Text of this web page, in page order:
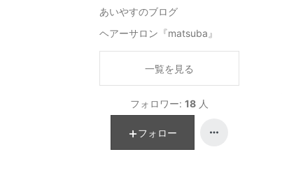
あいやすのブログ
ヘアーサロン『matsuba』
一覧を見る
フォロワー: 18 人
フォロー